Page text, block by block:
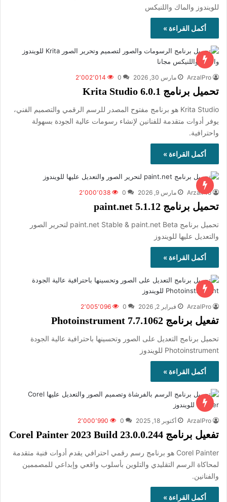
للويندوز والماك واللنيكس
أكمل القراءة »
ArzalPro مارس 30, 2026 0 2٬002٬014
تحميل برنامج Krita Studio 6.0.1
Krita Studio هو برنامج مفتوح المصدر للرسم الرقمي والتصميم الفني،
يوفر أدوات متقدمة للفنانين لإنشاء رسومات عالية الجودة بسهولة
واحترافية.
أكمل القراءة »
ArzalPro مارس 9, 2026 0 2٬000٬038
تحميل برنامج paint.net 5.1.12
تحميل برنامج paint.net Stable & paint.net Beta لتحرير الصور
والتعديل عليها للويندوز
أكمل القراءة »
ArzalPro فبراير 2, 2026 0 2٬005٬096
تفعيل برنامج Photoinstrument 7.7.1062
تحميل برنامج التعديل على الصور وتحسينها باحترافية عالية الجودة
Photoinstrument للويندوز
أكمل القراءة »
ArzalPro أكتوبر 18, 2025 0 2٬000٬990
تفعيل برنامج Corel Painter 2023 Build 23.0.0.244
Corel Painter هو برنامج رسم رقمي احترافي يقدم أدوات فنية متقدمة
لمحاكاة الرسم التقليدي والتلوين بأسلوب واقعي وإبداعي للمصممين
والفنانين.
أكمل القراءة »